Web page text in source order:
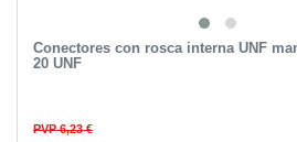
Conectores con rosca interna UNF
20 UNF
PVP 6,23 €